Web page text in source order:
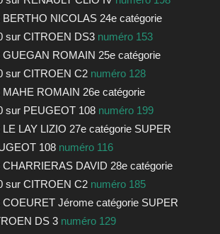
BERTHO NICOLAS 24e catégorie
sur CITROEN DS3 numéro 153
GUEGAN ROMAIN 25e catégorie
sur CITROEN C2 numéro 128
MAHE ROMAIN 26e catégorie
sur PEUGEOT 108 numéro 199
LE LAY LIZIO 27e catégorie SUPER
108 numéro 116
CHARRIERAS DAVID 28e catégorie
sur CITROEN C2 numéro 185
COEURET Jérome catégorie SUPER
DS 3 numéro 129